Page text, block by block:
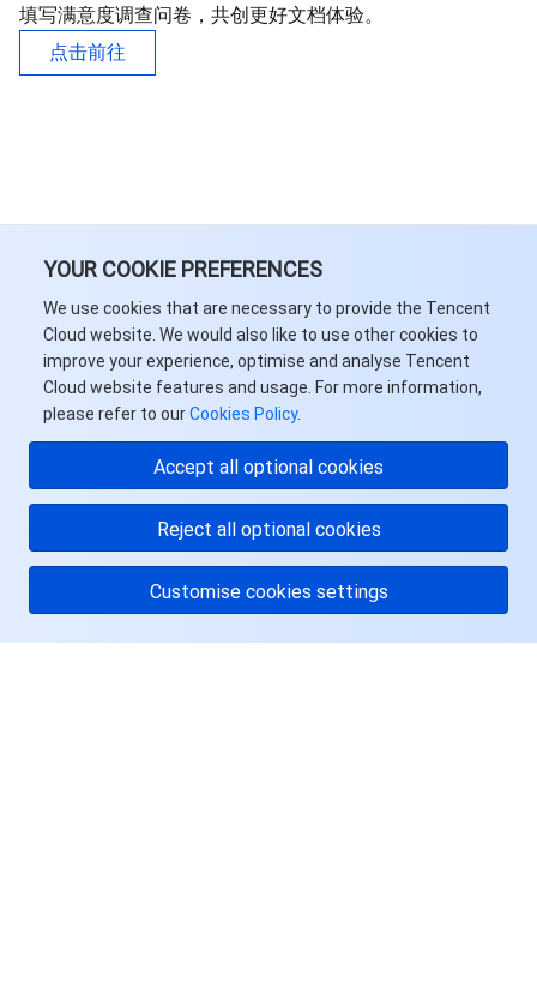
YOUR COOKIE PREFERENCES
We use cookies that are necessary to provide the Tencent
Cloud website. We would also like to use other cookies to
improve your experience, optimise and analyse Tencent
Cloud website features and usage. For more information,
please refer to ourCookies Policy.
Accept all optional cookies
Reject all optional cookies
Customise cookies settings
访问管理
身份识别平台
云顾问 - 混沌演练
地域管理系统
腾讯云超级应用服务
前端性能监控
腾讯云健康看板
云顾问-Tencent RTC 云助手
云 API
软件产品生命周期公告
专有云软件
账号相关
消息中心
TencentOS Server
填写满意度调查问卷，共创更好文档体验。
点击前往